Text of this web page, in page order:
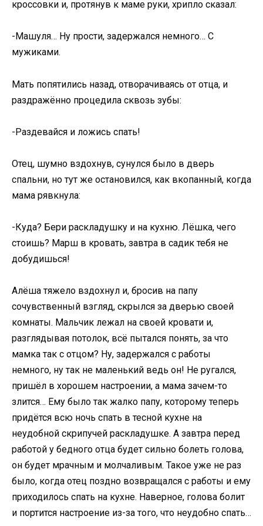
кроссовки и, протянув к маме руки, хрипло сказал:
-Машуля… Ну прости, задержался немного… С
мужиками.
Мать попятились назад, отворачиваясь от отца, и
раздражённо процедила сквозь зубы:
-Раздевайся и ложись спать!
Отец, шумно вздохнув, сунулся было в дверь
спальни, но тут же остановился, как вкопанный, когда
мама рявкнула:
-Куда? Бери раскладушку и на кухню. Лёшка, чего
стоишь? Марш в кровать, завтра в садик тебя не
добудишься!
Алёша тяжело вздохнул и, бросив на папу
сочувственный взгляд, скрылся за дверью своей
комнаты. Мальчик лежал на своей кровати и,
разглядывая потолок, всё пытался понять, за что
мамка так с отцом? Ну, задержался с работы
немного, ну так не маленький ведь он! Не ругался,
пришёл в хорошем настроении, а мама зачем-то
злится… Ему было так жалко папу, которому теперь
придётся всю ночь спать в тесной кухне на
неудобной скрипучей раскладушке. А завтра перед
работой у бедного отца будет сильно болеть голова,
он будет мрачным и молчаливым. Такое уже не раз
было, когда отец поздно возвращался с работы и ему
приходилось спать на кухне. Наверное, голова болит
и портится настроение из-за того, что неудобно спать…